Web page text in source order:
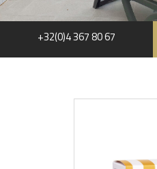
+32(0)4 367 80 67